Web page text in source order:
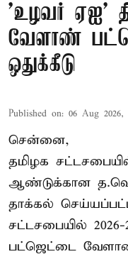
'உழவர் ஏஐ'
வேளாண்
ஒதுக்கீடு
Published on: 06 Aug 2026,
சென்னை,
தமிழக
ஆண்டுக்கான
தாக்கல்
சட்டசபையில்
பட்ஜெட்டை